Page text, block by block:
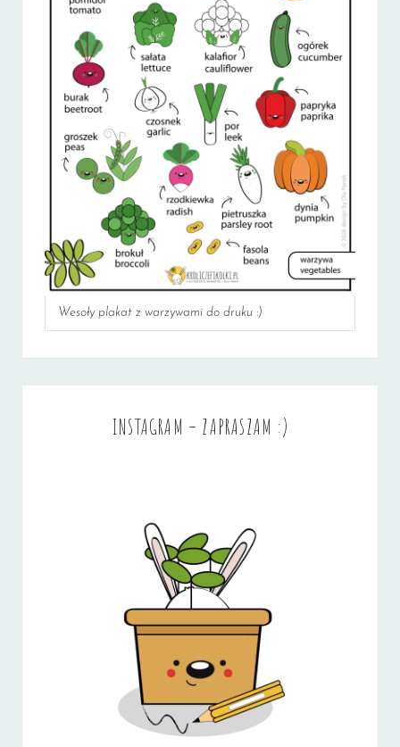
Wesoły plakat z warzywami do druku :)
INSTAGRAM – ZAPRASZAM :)